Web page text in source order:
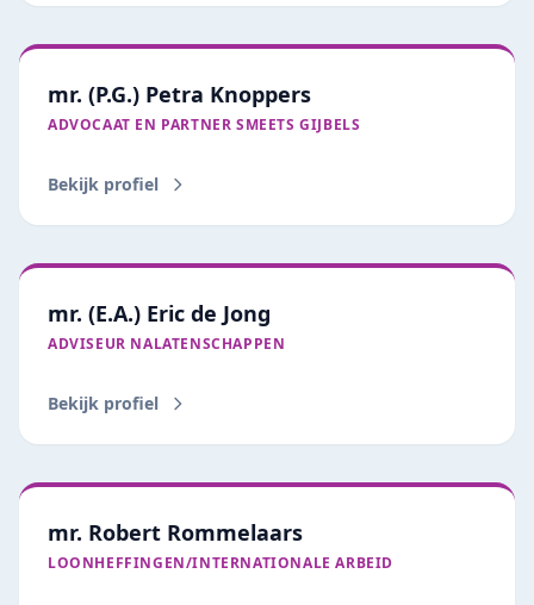
mr. (P.G.) Petra Knoppers
ADVOCAAT EN PARTNER SMEETS GIJBELS
Bekijk profiel
mr. (E.A.) Eric de Jong
ADVISEUR NALATENSCHAPPEN
Bekijk profiel
mr. Robert Rommelaars
LOONHEFFINGEN/INTERNATIONALE ARBEID